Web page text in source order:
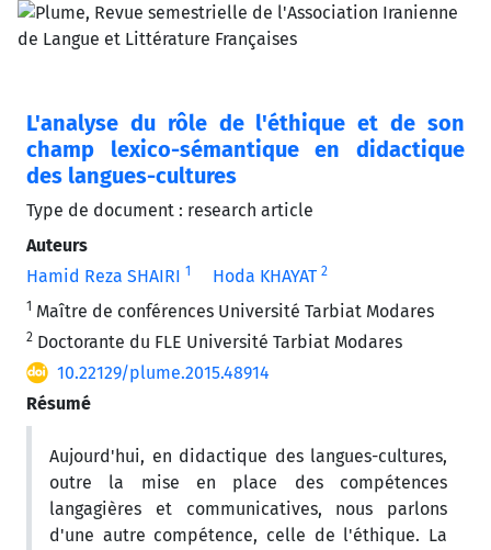
L'analyse du rôle de l'éthique et de son
champ lexico-sémantique en didactique
des langues-cultures
Type de document : research article
Auteurs
Hamid Reza SHAIRI 1 Hoda KHAYAT 2
1 Maître de conférences Université Tarbiat Modares
2 Doctorante du FLE Université Tarbiat Modares
10.22129/plume.2015.48914
Résumé
Aujourd'hui, en didactique des langues-cultures,
outre la mise en place des compétences
langagières et communicatives, nous parlons
d'une autre compétence, celle de l'éthique. La